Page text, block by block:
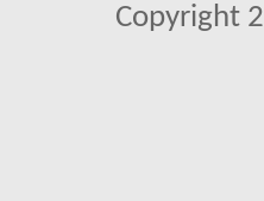
Copyright